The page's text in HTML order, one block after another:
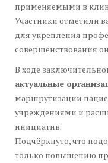
применяемыми в
Участники отметили
для укрепления
совершенствования
В ходе
актуальные
маршрутизации
учреждениями и
инициатив.
Подчёркнуто, что
только повышению